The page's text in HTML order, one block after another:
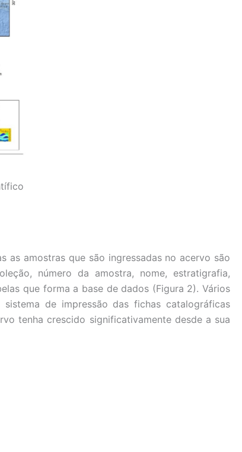
as amostras que são ingressadas no acervo são
número da amostra, nome, estratigrafia,
que forma a base de dados (Figura 2). Vários
de impressão das fichas catalográficas
tenha crescido significativamente desde a sua